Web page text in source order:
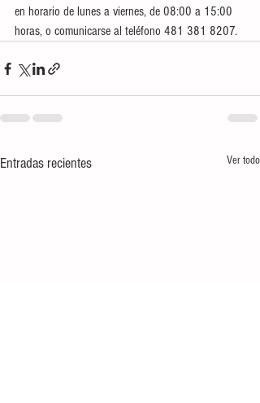
en horario de lunes a viernes, de 08:00 a 15:00
horas, o comunicarse al teléfono 481 381 8207.
Entradas recientes Ver todo